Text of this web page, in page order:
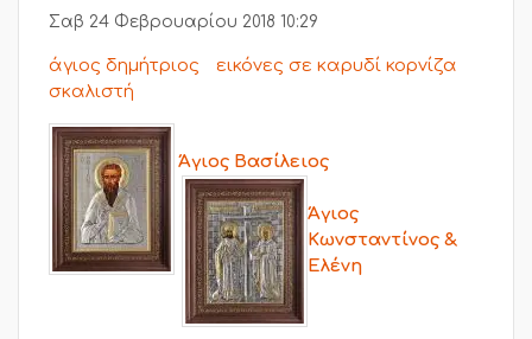
Σαβ 24 Φεβρουαρίου 2018 10:29
άγιος δημήτριος
εικόνες σε καρυδί κορνίζα
σκαλιστή
Άγιος Βασίλειος
Άγιος
Κωνσταντίνος &
Ελένη